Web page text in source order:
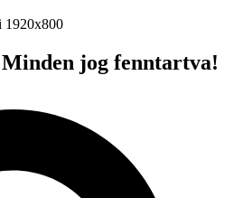
jog fenntartva!